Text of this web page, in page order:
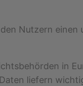
Nutzern einen
in
liefern